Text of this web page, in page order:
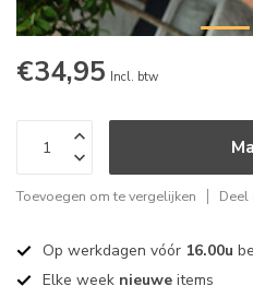
€34,95 Incl. btw
Toevoegen om te vergelijken
Op werkdagen vóór 16.00u
Elke week nieuwe items